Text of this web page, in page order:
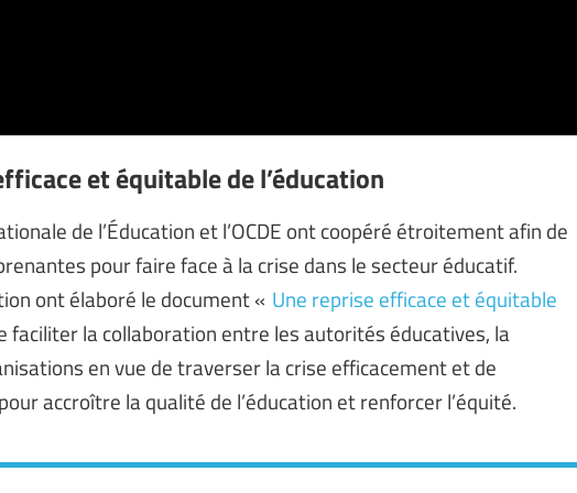
et équitable de l’éducation
de l’Éducation et l’OCDE ont coopéré étroitement afin de
pour faire face à la crise dans le secteur éducatif.
ont élaboré le document « Une reprise efficace et équitable
faciliter la collaboration entre les autorités éducatives, la
en vue de traverser la crise efficacement et de
accroître la qualité de l’éducation et renforcer l’équité.